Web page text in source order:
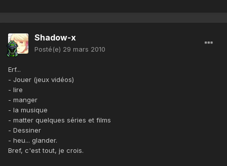
Shadow-x
Posté(e) 29 mars 2010
Erf...
- Jouer (jeux vidéos)
- lire
- manger
- la musique
- matter quelques séries et films
- Dessiner
- heu... glander.
Bref, c'est tout, je crois.